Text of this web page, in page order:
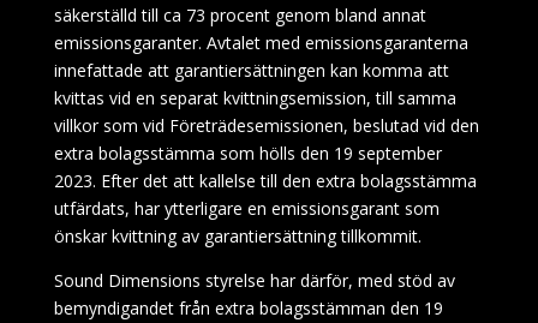
säkerställd till ca 73 procent genom bland annat
emissionsgaranter. Avtalet med emissionsgaranterna
innefattade att garantiersättningen kan komma att
kvittas vid en separat kvittningsemission, till samma
villkor som vid Företrädesemissionen, beslutad vid den
extra bolagsstämma som hölls den 19 september
2023. Efter det att kallelse till den extra bolagsstämma
utfärdats, har ytterligare en emissionsgarant som
önskar kvittning av garantiersättning tillkommit.
Sound Dimensions styrelse har därför, med stöd av
bemyndigandet från extra bolagsstämman den 19